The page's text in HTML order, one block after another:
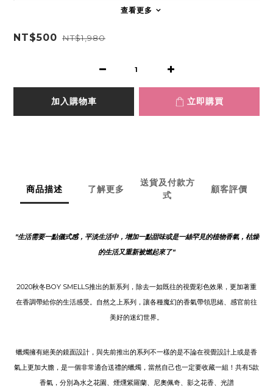
查看更多
NT$500 NT$1,980
加入購物車 立即購買
商品描述 了解更多
送貨及付款方
式
顧客評價
"生活需要一點儀式感，平淡生活中，增加一點甜味或是一絲罕見的植物香氣，枯燥
的生活又重新被燃起來了"
2020秋冬BOY SMELLS推出的新系列，除去一如既往的視覺彩色效果，更加著重
在香調帶給你的生活感受。自然之上系列，讓各種魔幻的香氣帶領思緒、感官前往
美好的迷幻世界。
蠟燭擁有絕美的鏡面設計，與先前推出的系列不一樣的是不論在視覺設計上或是香
氣上更加大膽，是一個非常適合送禮的蠟燭，當然自己也一定要收藏一組！共有5款
香氣，分別為水之花園、煙燻紫羅蘭、尼奧佩奇、影之花香、光譜